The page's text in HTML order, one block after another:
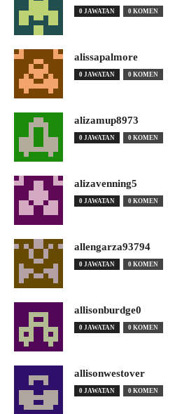
0 JAWATAN 0 KOMEN
alissapalmore
0 JAWATAN 0 KOMEN
alizamup8973
0 JAWATAN 0 KOMEN
alizavenning5
0 JAWATAN 0 KOMEN
allengarza93794
0 JAWATAN 0 KOMEN
allisonburdge0
0 JAWATAN 0 KOMEN
allisonwestover
0 JAWATAN 0 KOMEN